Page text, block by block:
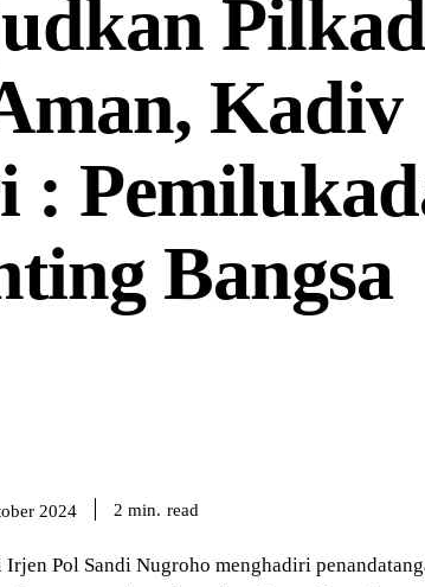
Kadiv
:
Bangsa
2024 2 min. read
Pol Sandi Nugroho menghadiri